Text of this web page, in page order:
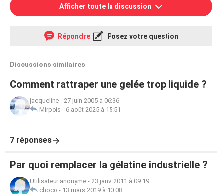
Afficher toute la discussion
Répondre Posez votre question
Discussions similaires
Comment rattraper une gelée trop liquide ?
jacqueline - 27 juin 2005 à 06:36
Mirpois - 6 août 2025 à 15:51
7 réponses
Par quoi remplacer la gélatine industrielle ?
Utilisateur anonyme - 23 janv. 2011 à 09:19
choco - 13 mars 2019 à 10:08